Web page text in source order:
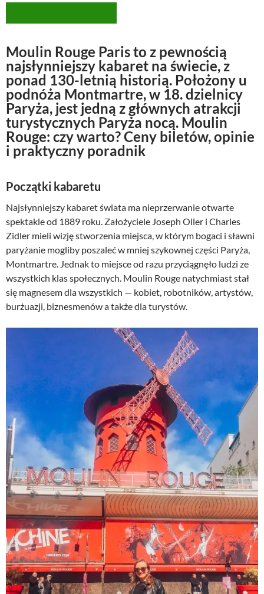
Moulin Rouge Paris to z pewnością
najsłynniejszy kabaret na świecie, z
ponad 130-letnią historią. Położony u
podnóża Montmartre, w 18. dzielnicy
Paryża, jest jedną z głównych atrakcji
turystycznych Paryża nocą. Moulin
Rouge: czy warto? Ceny biletów, opinie
i praktyczny poradnik
Początki kabaretu
Najsłynniejszy kabaret świata ma nieprzerwanie otwarte
spektakle od 1889 roku. Założyciele Joseph Oller i Charles
Zidler mieli wizję stworzenia miejsca, w którym bogaci i sławni
paryżanie mogliby poszaleć w mniej szykownej części Paryża,
Montmartre. Jednak to miejsce od razu przyciągnęło ludzi ze
wszystkich klas społecznych. Moulin Rouge natychmiast stał
się magnesem dla wszystkich — kobiet, robotników, artystów,
burżuazji, biznesmenów a także dla turystów.